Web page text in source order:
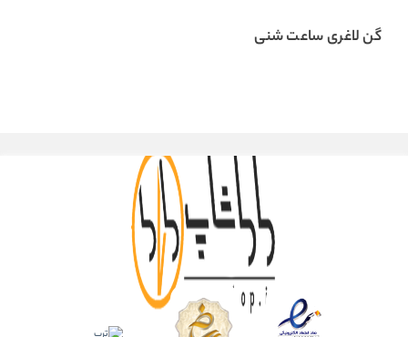
گن لاغری ساعت شنی